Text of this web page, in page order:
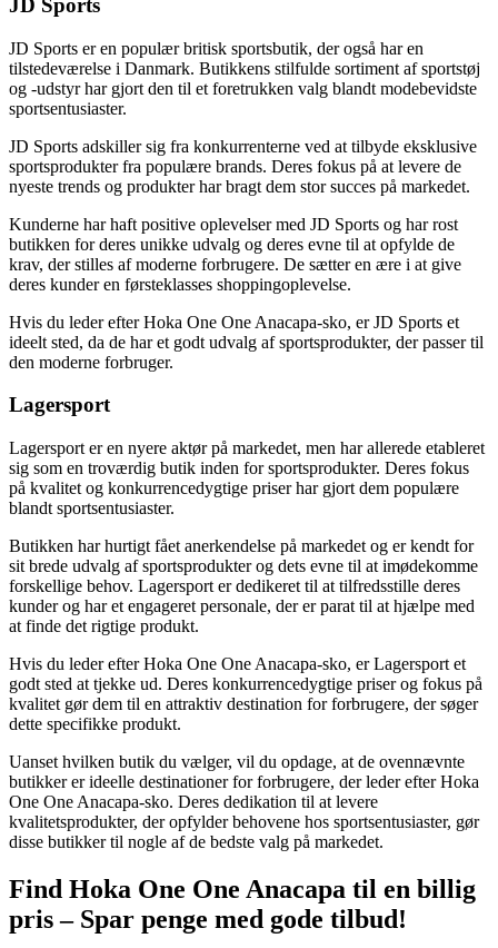
JD Sports
JD Sports er en populær britisk sportsbutik, der også har en
tilstedeværelse i Danmark. Butikkens stilfulde sortiment af sportstøj
og -udstyr har gjort den til et foretrukken valg blandt modebevidste
sportsentusiaster.
JD Sports adskiller sig fra konkurrenterne ved at tilbyde eksklusive
sportsprodukter fra populære brands. Deres fokus på at levere de
nyeste trends og produkter har bragt dem stor succes på markedet.
Kunderne har haft positive oplevelser med JD Sports og har rost
butikken for deres unikke udvalg og deres evne til at opfylde de
krav, der stilles af moderne forbrugere. De sætter en ære i at give
deres kunder en førsteklasses shoppingoplevelse.
Hvis du leder efter Hoka One One Anacapa-sko, er JD Sports et
ideelt sted, da de har et godt udvalg af sportsprodukter, der passer til
den moderne forbruger.
Lagersport
Lagersport er en nyere aktør på markedet, men har allerede etableret
sig som en troværdig butik inden for sportsprodukter. Deres fokus
på kvalitet og konkurrencedygtige priser har gjort dem populære
blandt sportsentusiaster.
Butikken har hurtigt fået anerkendelse på markedet og er kendt for
sit brede udvalg af sportsprodukter og dets evne til at imødekomme
forskellige behov. Lagersport er dedikeret til at tilfredsstille deres
kunder og har et engageret personale, der er parat til at hjælpe med
at finde det rigtige produkt.
Hvis du leder efter Hoka One One Anacapa-sko, er Lagersport et
godt sted at tjekke ud. Deres konkurrencedygtige priser og fokus på
kvalitet gør dem til en attraktiv destination for forbrugere, der søger
dette specifikke produkt.
Uanset hvilken butik du vælger, vil du opdage, at de ovennævnte
butikker er ideelle destinationer for forbrugere, der leder efter Hoka
One One Anacapa-sko. Deres dedikation til at levere
kvalitetsprodukter, der opfylder behovene hos sportsentusiaster, gør
disse butikker til nogle af de bedste valg på markedet.
Find Hoka One One Anacapa til en billig
pris – Spar penge med gode tilbud!